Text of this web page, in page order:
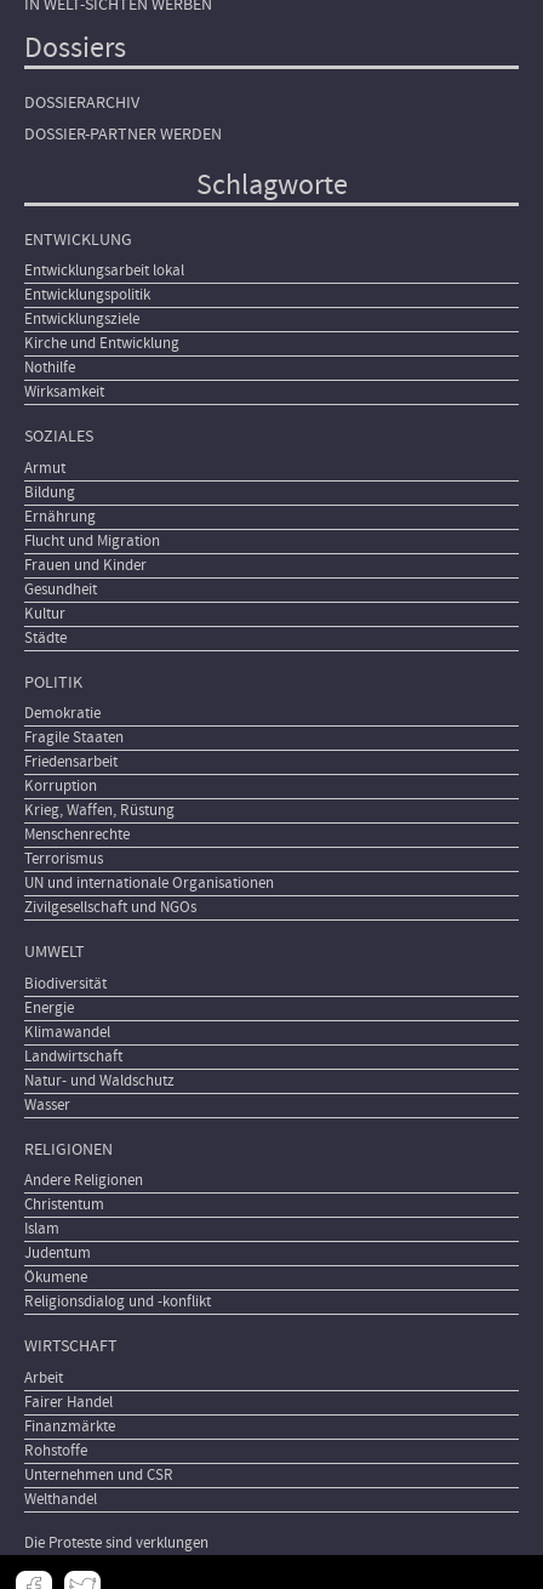
Dossiers
DOSSIERARCHIV
DOSSIER-PARTNER WERDEN
Schlagworte
ENTWICKLUNG
Entwicklungsarbeit lokal
Entwicklungspolitik
Entwicklungsziele
Kirche und Entwicklung
Nothilfe
Wirksamkeit
SOZIALES
Armut
Bildung
Ernährung
Flucht und Migration
Frauen und Kinder
Gesundheit
Kultur
Städte
POLITIK
Demokratie
Fragile Staaten
Friedensarbeit
Korruption
Krieg, Waffen, Rüstung
Menschenrechte
Terrorismus
UN und internationale Organisationen
Zivilgesellschaft und NGOs
UMWELT
Biodiversität
Energie
Klimawandel
Landwirtschaft
Natur- und Waldschutz
Wasser
RELIGIONEN
Andere Religionen
Christentum
Islam
Judentum
Ökumene
Religionsdialog und -konflikt
WIRTSCHAFT
Arbeit
Fairer Handel
Finanzmärkte
Rohstoffe
Unternehmen und CSR
Welthandel
Die Proteste sind verklungen